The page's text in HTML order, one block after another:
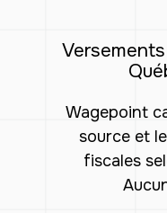
Versements
Wagepoint
source et
fiscales